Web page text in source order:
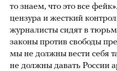
то знаем, что это все
цензура и жесткий
журналисты сидят в
законы против свободы
мы не должны вести себя
не должны давать России